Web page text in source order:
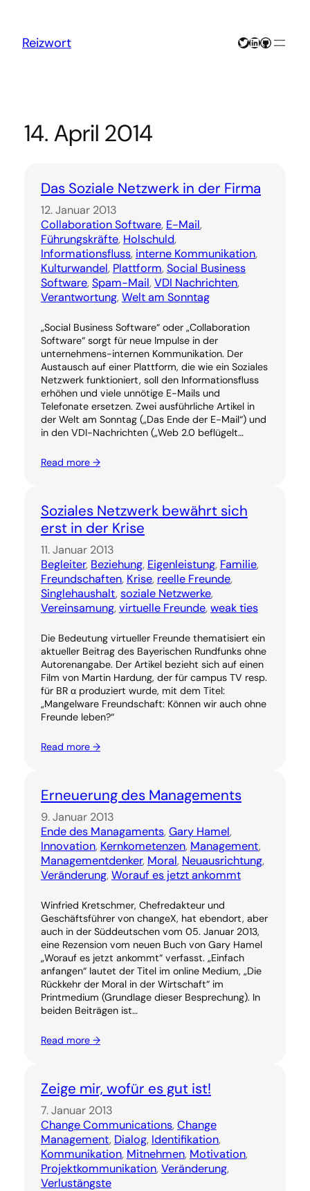
springen
Reizwort Twitter
LinkedIn
GitHub
14. April 2014
Das Soziale Netzwerk in der Firma
12. Januar 2013
Collaboration Software, E-Mail,
Führungskräfte, Holschuld,
Informationsfluss, interne Kommunikation,
Kulturwandel, Plattform, Social Business
Software, Spam-Mail, VDI Nachrichten,
Verantwortung, Welt am Sonntag
„Social Business Software“ oder „Collaboration
Software“ sorgt für neue Impulse in der
unternehmens-internen Kommunikation. Der
Austausch auf einer Plattform, die wie ein Soziales
Netzwerk funktioniert, soll den Informationsfluss
erhöhen und viele unnötige E-Mails und
Telefonate ersetzen. Zwei ausführliche Artikel in
der Welt am Sonntag („Das Ende der E-Mail“) und
in den VDI-Nachrichten („Web 2.0 beflügelt…
Read more →
Soziales Netzwerk bewährt sich
erst in der Krise
11. Januar 2013
Begleiter, Beziehung, Eigenleistung, Familie,
Freundschaften, Krise, reelle Freunde,
Singlehaushalt, soziale Netzwerke,
Vereinsamung, virtuelle Freunde, weak ties
Die Bedeutung virtueller Freunde thematisiert ein
aktueller Beitrag des Bayerischen Rundfunks ohne
Autorenangabe. Der Artikel bezieht sich auf einen
Film von Martin Hardung, der für campus TV resp.
für BR α produziert wurde, mit dem Titel:
„Mangelware Freundschaft: Können wir auch ohne
Freunde leben?“
Read more →
Erneuerung des Managements
9. Januar 2013
Ende des Managaments, Gary Hamel,
Innovation, Kernkometenzen, Management,
Managementdenker, Moral, Neuausrichtung,
Veränderung, Worauf es jetzt ankommt
Winfried Kretschmer, Chefredakteur und
Geschäftsführer von changeX, hat ebendort, aber
auch in der Süddeutschen vom 05. Januar 2013,
eine Rezension vom neuen Buch von Gary Hamel
„Worauf es jetzt ankommt“ verfasst. „Einfach
anfangen“ lautet der Titel im online Medium, „Die
Rückkehr der Moral in der Wirtschaft“ im
Printmedium (Grundlage dieser Besprechung). In
beiden Beiträgen ist…
Read more →
Zeige mir, wofür es gut ist!
7. Januar 2013
Change Communications, Change
Management, Dialog, Identifikation,
Kommunikation, Mitnehmen, Motivation,
Projektkommunikation, Veränderung,
Verlustängste